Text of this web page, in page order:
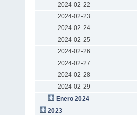
2024-02-22
2024-02-23
2024-02-24
2024-02-25
2024-02-26
2024-02-27
2024-02-28
2024-02-29
Enero 2024
2023